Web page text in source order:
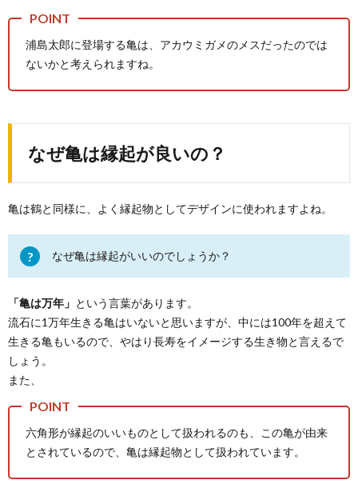
浦島太郎に登場する亀は、アカウミガメのメスだったのでは
ないかと考えられますね。
なぜ亀は縁起が良いの？
亀は鶴と同様に、よく縁起物としてデザインに使われますよね。
なぜ亀は縁起がいいのでしょうか？
「亀は万年」 という言葉があります。
流石に1万年生きる亀はいないと思いますが、中には100年を超えて
生きる亀もいるので、やはり長寿をイメージする生き物と言えるで
しょう。
また、
六角形が縁起のいいものとして扱われるのも、この亀が由来
とされているので、亀は縁起物として扱われています。